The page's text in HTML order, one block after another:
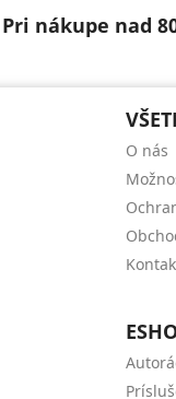
Pri nákupe nad
O nás